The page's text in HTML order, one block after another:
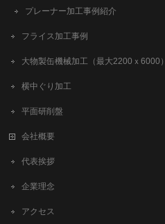
プレーナー加工事例紹介
フライス加工事例
大物製缶機械加工（最大2200ｘ6000）
横中ぐり加工
平面研削盤
会社概要
代表挨拶
企業理念
アクセス